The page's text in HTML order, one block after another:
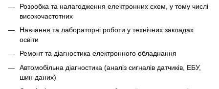
Розробка та налагодження електронних схем, у тому числі
високочастотних
Навчання та лабораторні роботи у технічних закладах
освіти
Ремонт та діагностика електронного обладнання
Автомобільна діагностика (аналіз сигналів датчиків, ЕБУ,
шин даних)